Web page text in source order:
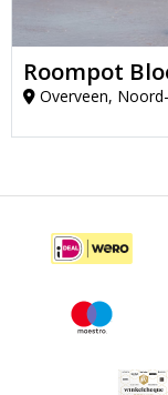
Roompot
Overveen,